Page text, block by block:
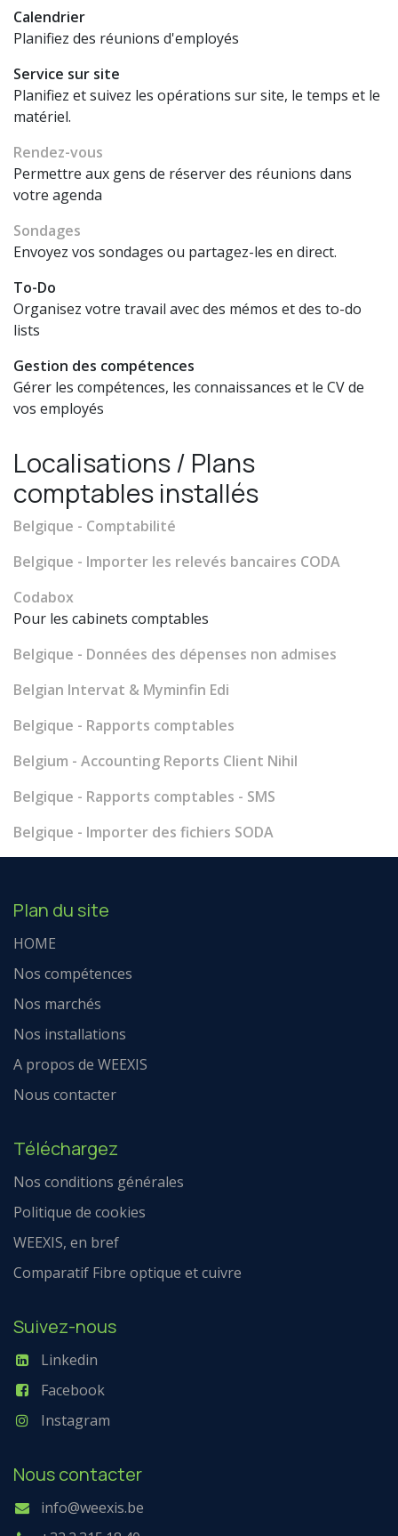
Calendrier
Planifiez des réunions d'employés
Service sur site
Planifiez et suivez les opérations sur site, le temps et le
matériel.
Rendez-vous
Permettre aux gens de réserver des réunions dans
votre agenda
Sondages
Envoyez vos sondages ou partagez-les en direct.
To-Do
Organisez votre travail avec des mémos et des to-do
lists
Gestion des compétences
Gérer les compétences, les connaissances et le CV de
vos employés
Localisations / Plans
comptables installés
Belgique - Comptabilité
Belgique - Importer les relevés bancaires CODA
Codabox
Pour les cabinets comptables
Belgique - Données des dépenses non admises
Belgian Intervat & Myminfin Edi
Belgique - Rapports comptables
Belgium - Accounting Reports Client Nihil
Belgique - Rapports comptables - SMS
Belgique - Importer des fichiers SODA
Plan du site
HOME
Nos compétences
Nos marchés
Nos installations
A propos de WEEXIS
Nous contacter
Téléchargez
Nos conditions générales
Politique de cookies
WEEXIS, en bref
Comparatif Fibre optique et cuivre
Suivez-nous
Linkedin
Facebook
Instagram
Nous contacter
info@weexis.be